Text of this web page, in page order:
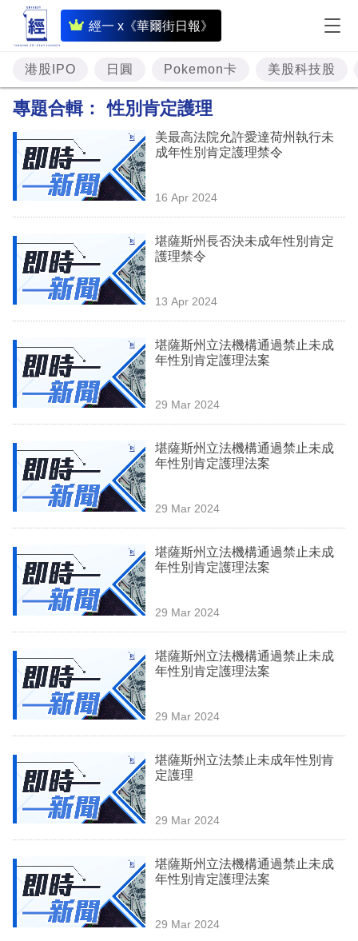
經一 x《華爾街日報》
即
時
財
經
投
資
理
業
科
技
場
生
時
事
訂
閱
港股IPO 日圓 Pokemon卡 美股科技股
專題合輯： 性別肯定護理
美最高法院允許愛達荷州執行未
成年性別肯定護理禁令
16 Apr 2024
堪薩斯州長否決未成年性別肯定
護理禁令
13 Apr 2024
堪薩斯州立法機構通過禁止未成
年性別肯定護理法案
29 Mar 2024
堪薩斯州立法機構通過禁止未成
年性別肯定護理法案
29 Mar 2024
堪薩斯州立法機構通過禁止未成
年性別肯定護理法案
29 Mar 2024
堪薩斯州立法機構通過禁止未成
年性別肯定護理法案
29 Mar 2024
堪薩斯州立法禁止未成年性別肯
定護理
29 Mar 2024
堪薩斯州立法機構通過禁止未成
年性別肯定護理法案
29 Mar 2024